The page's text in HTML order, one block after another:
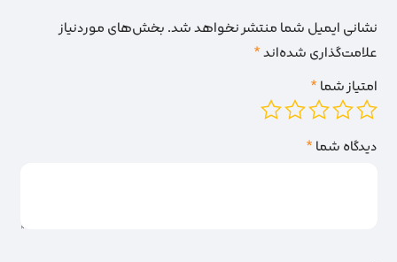
نشانی ایمیل شما منتشر نخواهد شد.بخش‌های موردنیاز
علامت‌گذاری شده‌اند*
امتیاز شما*
دیدگاه شما*